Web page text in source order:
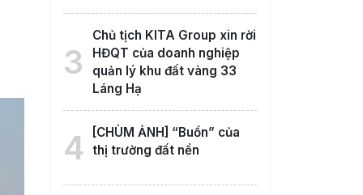
3
Chủ tịch KITA Group xin rời
HĐQT của doanh nghiệp
quản lý khu đất vàng 33
Láng Hạ
4
[CHÙM ẢNH] “Buồn” của
thị trường đất nền